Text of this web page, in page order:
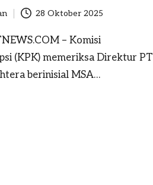
28 Oktober 2025
– Komisi
(KPK) memeriksa Direktur PT
berinisial MSA…